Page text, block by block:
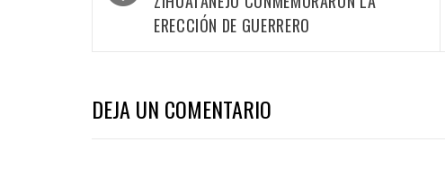
ERECCIÓN DE GUERRERO
DEJA UN COMENTARIO